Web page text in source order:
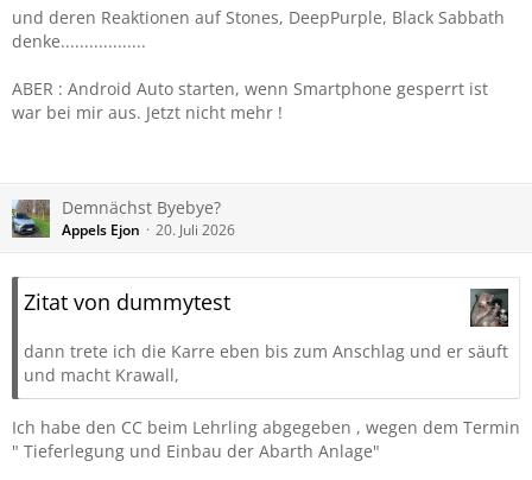
und deren Reaktionen auf Stones, DeepPurple, Black Sabbath
denke..................
ABER : Android Auto starten, wenn Smartphone gesperrt ist
war bei mir aus. Jetzt nicht mehr !
Demnächst Byebye?
Appels Ejon 20. Juli 2026
Zitat von dummytest
dann trete ich die Karre eben bis zum Anschlag und er säuft
und macht Krawall,
Ich habe den CC beim Lehrling abgegeben , wegen dem Termin
" Tieferlegung und Einbau der Abarth Anlage"